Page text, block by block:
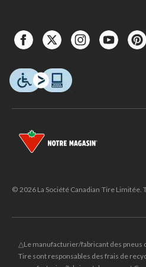
© 2026 La Société Canadian Tire Limitée.
△Le manufacturier/fabricant des pneus
Tire sont responsables des frais de